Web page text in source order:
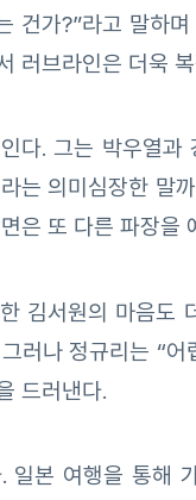
건가?”라고 말하
러브라인은 더욱
다. 그는 박우열
는 의미심장한 말
은 또 다른 파장을
김서원의 마음도
러나 정규리는 “
드러낸다.
일본 여행을 통해